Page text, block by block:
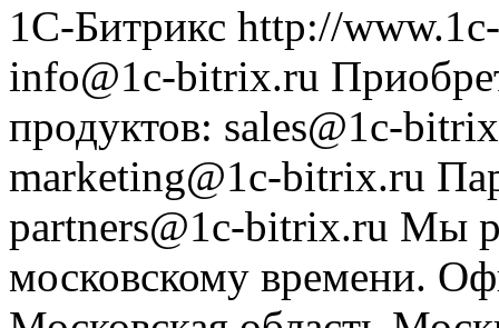
1С-Битрикс http://
info@1c-bitrix.ru
продуктов: sales@1c-
marketing@1c-bitrix.ru
partners@1c-bitrix.ru Мы
московскому времени.